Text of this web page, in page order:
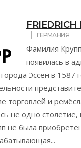
FRIEDRICH
ГЕРМАНИЯ
Фамилия
появилась в
Эссен в 1587
торговлей и
не одно столетие,
не была